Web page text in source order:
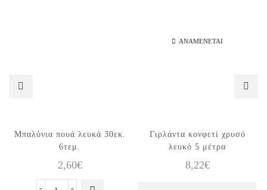
Μπαλόνια πουά λευκά 30εκ.
6τεμ.
2,60€
ΑΝΑΜΈΝΕΤΑΙ
Γιρλάντα κονφετί χρυσό
λευκό 5 μέτρα
8,22€